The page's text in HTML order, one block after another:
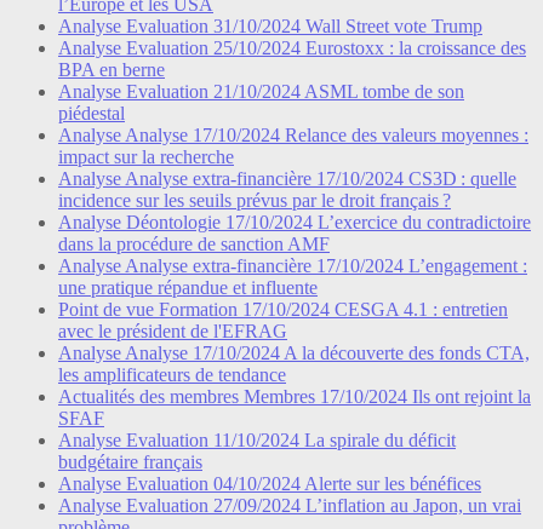
l’Europe et les USA
Analyse Evaluation 31/10/2024 Wall Street vote Trump
Analyse Evaluation 25/10/2024 Eurostoxx : la croissance des
BPA en berne
Analyse Evaluation 21/10/2024 ASML tombe de son
piédestal
Analyse Analyse 17/10/2024 Relance des valeurs moyennes :
impact sur la recherche
Analyse Analyse extra-financière 17/10/2024 CS3D : quelle
incidence sur les seuils prévus par le droit français ?
Analyse Déontologie 17/10/2024 L’exercice du contradictoire
dans la procédure de sanction AMF
Analyse Analyse extra-financière 17/10/2024 L’engagement :
une pratique répandue et influente
Point de vue Formation 17/10/2024 CESGA 4.1 : entretien
avec le président de l'EFRAG
Analyse Analyse 17/10/2024 A la découverte des fonds CTA,
les amplificateurs de tendance
Actualités des membres Membres 17/10/2024 Ils ont rejoint la
SFAF
Analyse Evaluation 11/10/2024 La spirale du déficit
budgétaire français
Analyse Evaluation 04/10/2024 Alerte sur les bénéfices
Analyse Evaluation 27/09/2024 L’inflation au Japon, un vrai